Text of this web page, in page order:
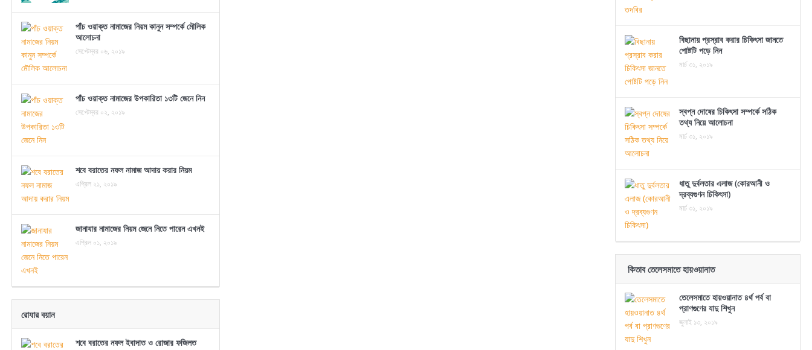
পাঁচ ওয়াক্ত নামাজের নিয়ম কানুন সম্পর্কে মৌলিক
আলোচনা
সেপ্টেম্বর ০৬, ২০১৯
পাঁচ ওয়াক্ত নামাজের উপকারিতা ১৩টি জেনে নিন
সেপ্টেম্বর ০২, ২০১৯
শবে বরাতের নফল নামাজ আদায় করার নিয়ম
এপ্রিল ২১, ২০১৯
জানাযার নামাজের নিয়ম জেনে নিতে পারেন এখনই
এপ্রিল ০১, ২০১৯
রোযার বয়ান
শবে বরাতের নফল ইবাদাত ও রোজার ফজিলত
বিছানায় প্রস্রাব করার চিকিৎসা জানতে
পোষ্টটি পড়ে নিন
মার্চ ৩১, ২০১৯
স্বপ্ন দোষের চিকিৎসা সম্পর্কে সঠিক
তথ্য নিয়ে আলোচনা
মার্চ ৩১, ২০১৯
ধাতু দুর্বলতার এলাজ (কোরআনী ও
দ্রব্যগুণন চিকিৎসা)
মার্চ ৩১, ২০১৯
কিতাব তেলেসমাতে হায়ওয়ানাত
তেলেসমাতে হায়ওয়ানাত ৪র্থ পর্ব বা
প্রাণগুণের যাদু শিখুন
জুলাই ১৩, ২০১৯